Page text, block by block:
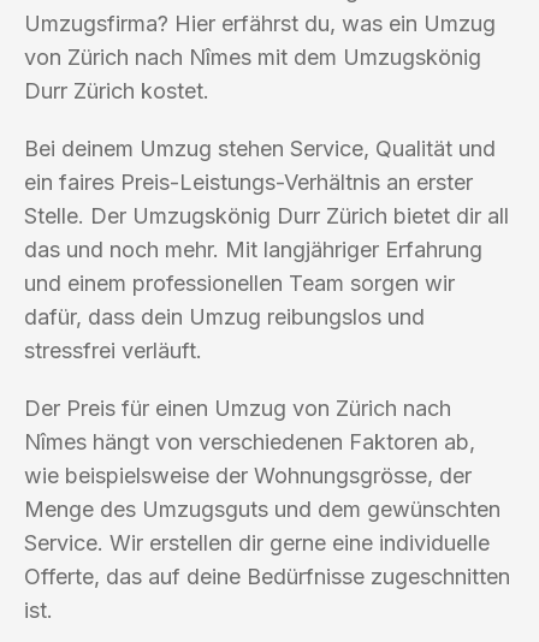
Umzugsfirma? Hier erfährst du, was ein Umzug
von Zürich nach Nîmes mit dem Umzugskönig
Durr Zürich kostet.
Bei deinem Umzug stehen Service, Qualität und
ein faires Preis-Leistungs-Verhältnis an erster
Stelle. Der Umzugskönig Durr Zürich bietet dir all
das und noch mehr. Mit langjähriger Erfahrung
und einem professionellen Team sorgen wir
dafür, dass dein Umzug reibungslos und
stressfrei verläuft.
Der Preis für einen Umzug von Zürich nach
Nîmes hängt von verschiedenen Faktoren ab,
wie beispielsweise der Wohnungsgrösse, der
Menge des Umzugsguts und dem gewünschten
Service. Wir erstellen dir gerne eine individuelle
Offerte, das auf deine Bedürfnisse zugeschnitten
ist.